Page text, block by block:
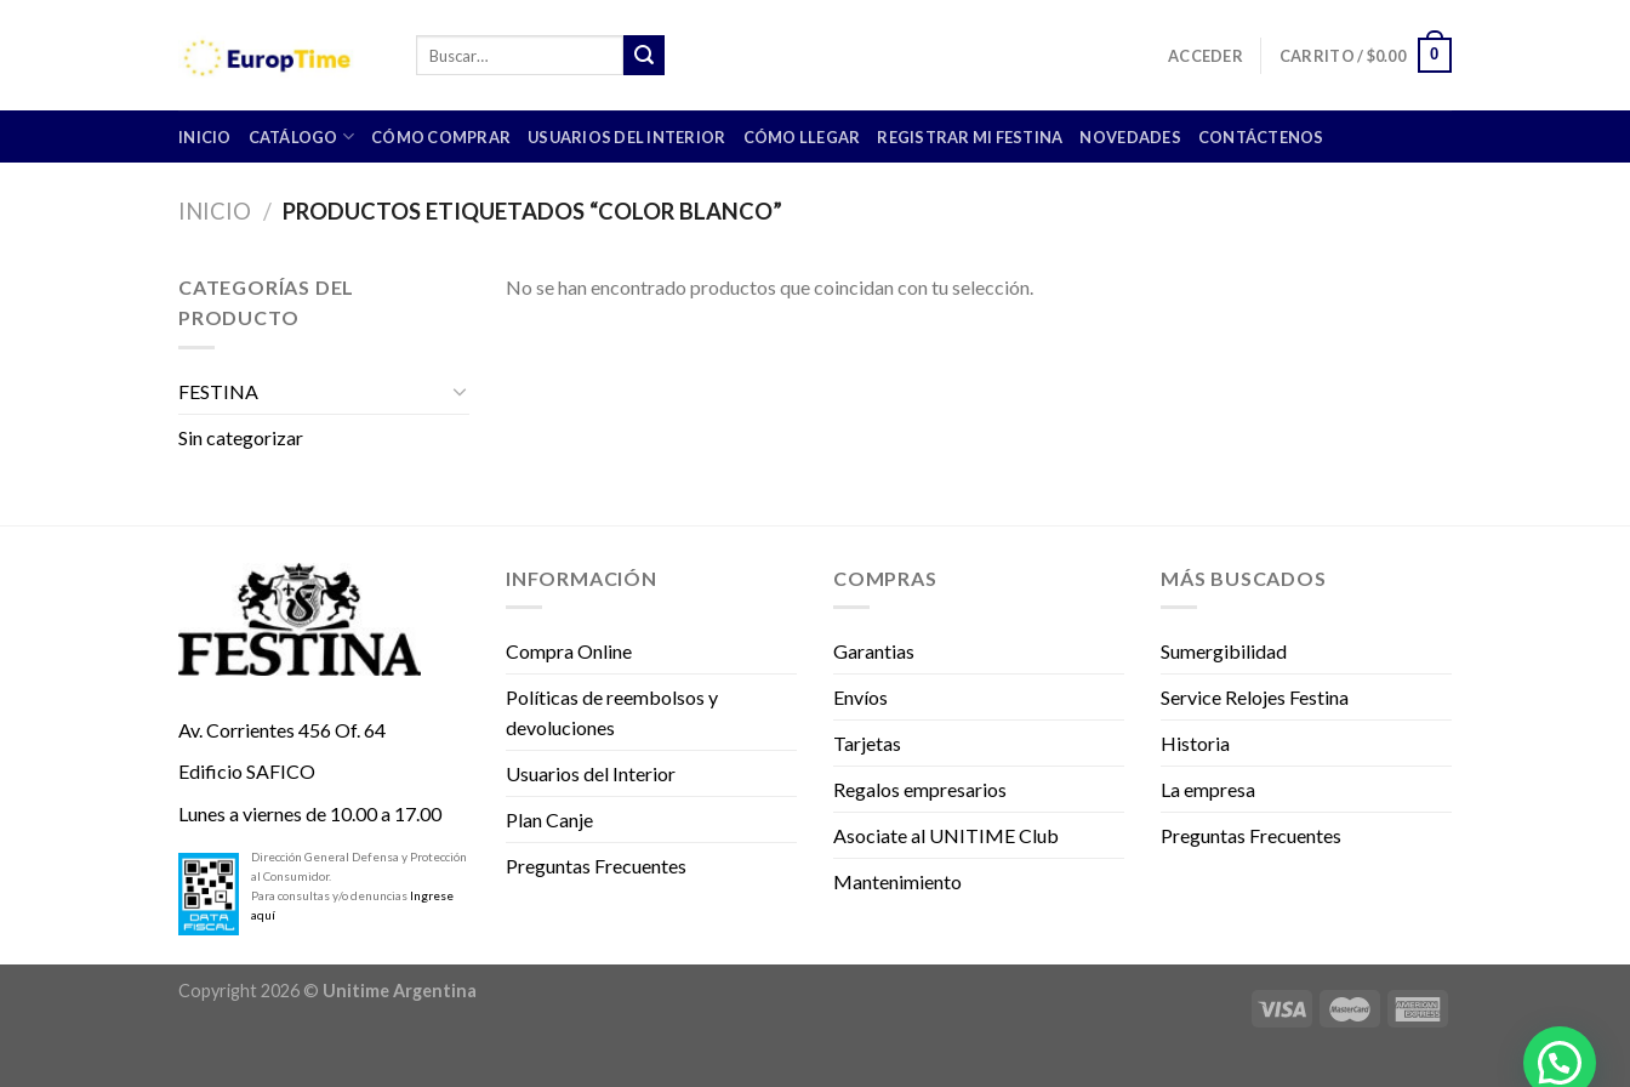
ACCEDER CARRITO /$0.00 0
INICIO CATÁLOGO CÓMO COMPRAR USUARIOS DEL INTERIOR CÓMO LLEGAR REGISTRAR MI FESTINA NOVEDADES CONTÁCTENOS
INICIO / PRODUCTOS ETIQUETADOS “COLOR BLANCO”
CATEGORÍAS DEL
PRODUCTO
FESTINA
Sin categorizar
No se han encontrado productos que coincidan con tu selección.
Av. Corrientes 456 Of. 64
Edificio SAFICO
Lunes a viernes de 10.00 a 17.00
Dirección General Defensa y Protección
al Consumidor.
Para consultas y/o denuncias Ingrese
aquí
INFORMACIÓN
Compra Online
Políticas de reembolsos y
devoluciones
Usuarios del Interior
Plan Canje
Preguntas Frecuentes
COMPRAS
Garantias
Envíos
Tarjetas
Regalos empresarios
Asociate al UNITIME Club
Mantenimiento
MÁS BUSCADOS
Sumergibilidad
Service Relojes Festina
Historia
La empresa
Preguntas Frecuentes
Copyright 2026 © Unitime Argentina